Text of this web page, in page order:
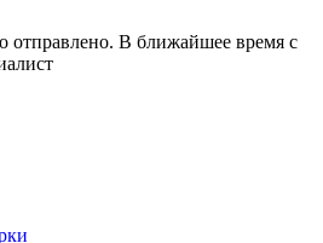
отправлено. В ближайшее время с